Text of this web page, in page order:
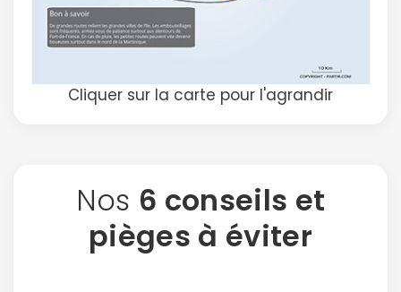
Cliquer sur la carte pour l'agrandir
Nos 6 conseils et
pièges à éviter
confidentialité.